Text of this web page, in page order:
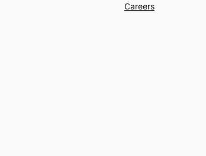
Careers